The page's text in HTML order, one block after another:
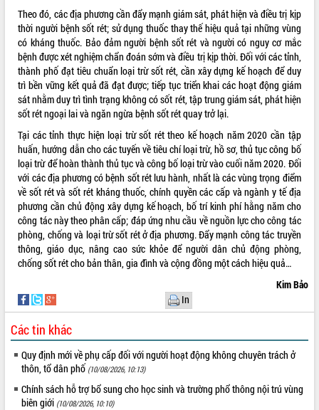
LIÊN KẾT WEB
THỐNG KÊ TRUY CẬP
Hôm nay: 3966
Tất cả:
66150762
Theo đó, các địa phương cần đẩy mạnh giám sát, phát hiện và điều trị kịp
thời người bệnh sốt rét; sử dụng thuốc thay thế hiệu quả tại những vùng
có kháng thuốc. Bảo đảm người bệnh sốt rét và người có nguy cơ mắc
bệnh được xét nghiệm chẩn đoán sớm và điều trị kịp thời. Đối với các tỉnh,
thành phố đạt tiêu chuẩn loại trừ sốt rét, cần xây dựng kế hoạch để duy
trì bền vững kết quả đã đạt được; tiếp tục triển khai các hoạt động giám
sát nhằm duy trì tình trạng không có sốt rét, tập trung giám sát, phát hiện
sốt rét ngoại lai và ngăn ngừa bệnh sốt rét quay trở lại.
Tại các tỉnh thực hiện loại trừ sốt rét theo kế hoạch năm 2020 cần tập
huấn, hướng dẫn cho các tuyến về tiêu chí loại trừ, hồ sơ, thủ tục công bố
loại trừ để hoàn thành thủ tục và công bố loại trừ vào cuối năm 2020. Đối
với các địa phương có bệnh sốt rét lưu hành, nhất là các vùng trọng điểm
về sốt rét và sốt rét kháng thuốc, chính quyền các cấp và ngành y tế địa
phương cần chủ động xây dựng kế hoạch, bố trí kinh phí hằng năm cho
công tác này theo phân cấp; đáp ứng nhu cầu về nguồn lực cho công tác
phòng, chống và loại trừ sốt rét ở địa phương. Đẩy mạnh công tác truyền
thông, giáo dục, nâng cao sức khỏe để người dân chủ động phòng,
chống sốt rét cho bản thân, gia đình và cộng đồng một cách hiệu quả…
Kim Bảo
In
Các tin khác
Quy định mới về phụ cấp đối với người hoạt động không chuyên trách ở
thôn, tổ dân phố (10/08/2026, 10:13)
Chính sách hỗ trợ bổ sung cho học sinh và trường phổ thông nội trú vùng
biên giới (10/08/2026, 10:10)